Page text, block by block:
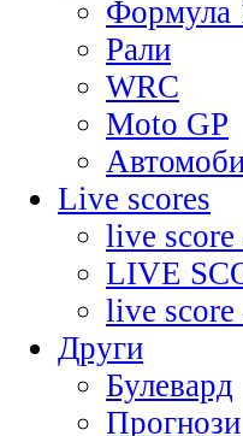
Формула
Рали
WRC
Moto GP
Live scores
live
LIVE
live score
Други
Булевард
Прогнози